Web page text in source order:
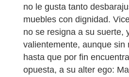
no le gusta tanto
muebles con dignidad.
no se resigna a su suerte,
valientemente, aunque sin
hasta que por fin
opuesta, a su alter ego: